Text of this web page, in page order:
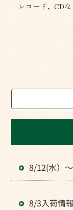
レコード、CD
8/12(水）
ろしくお願
8/3入荷情